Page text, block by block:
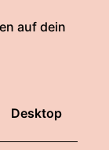
auf dein
Desktop